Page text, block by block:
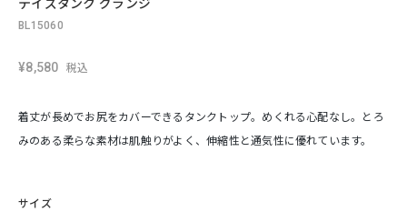
テイズタンク グランジ
BL15060
¥8,580 税込
着丈が長めでお尻をカバーできるタンクトップ。めくれる心配なし。とろ
みのある柔らな素材は肌触りがよく、伸縮性と通気性に優れています。
サイズ